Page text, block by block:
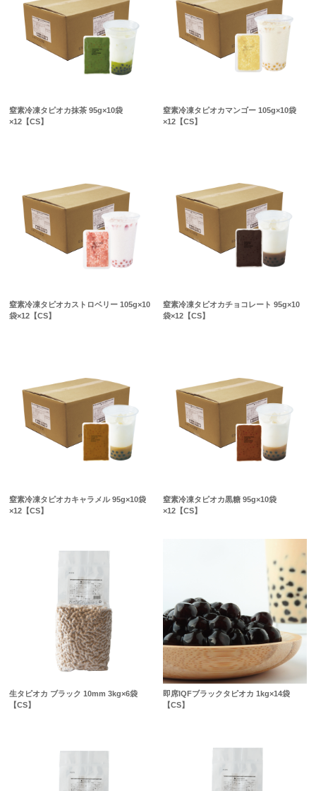
窒素冷凍タピオカ抹茶 95g×10袋
×12【CS】
窒素冷凍タピオカマンゴー 105g×10袋
×12【CS】
窒素冷凍タピオカストロベリー 105g×10
袋×12【CS】
窒素冷凍タピオカチョコレート 95g×10
袋×12【CS】
窒素冷凍タピオカキャラメル 95g×10袋
×12【CS】
窒素冷凍タピオカ黒糖 95g×10袋
×12【CS】
生タピオカ ブラック 10mm 3kg×6袋
【CS】
即席IQFブラックタピオカ 1kg×14袋
【CS】